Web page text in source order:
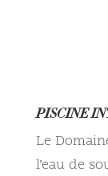
PISCINE
Le
l’eau de